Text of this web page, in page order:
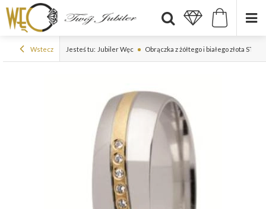
Wstecz Jesteś tu: Jubiler Węc Obrączka z żółtego i białego złota ST-